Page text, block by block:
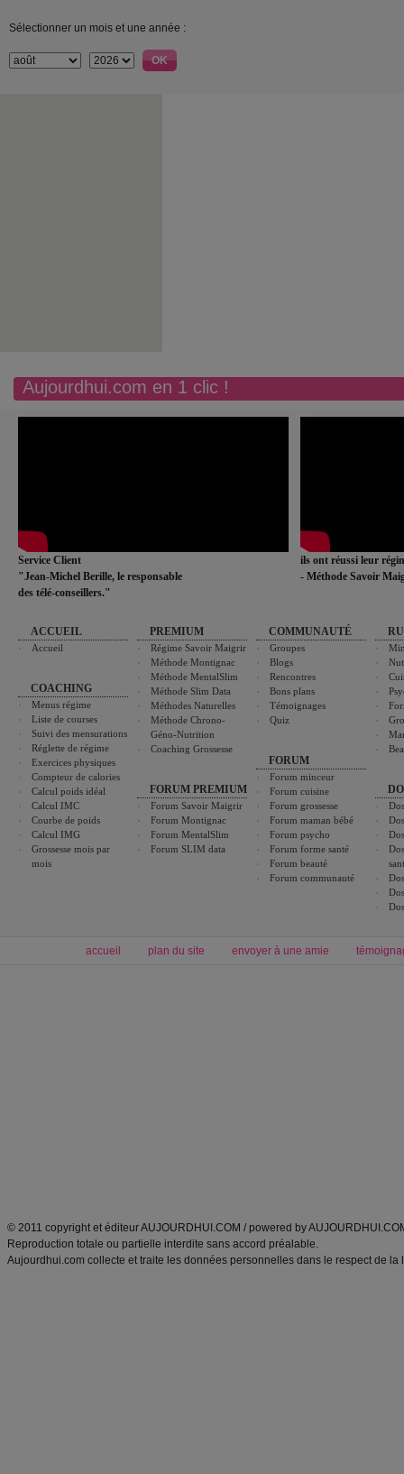
Sélectionner un mois et une année :
Aujourdhui.com en 1 clic !
Service Client
"Jean-Michel Berille, le responsable
des télé-conseillers."
ils ont réussi leur
- Méthode Savoir
ACCUEIL
Accueil
COACHING
Menus régime
Liste de courses
Suivi des mensurations
Réglette de régime
Exercices physiques
Compteur de calories
Calcul poids idéal
Calcul IMC
Courbe de poids
Calcul IMG
Grossesse mois par
mois
PREMIUM
Régime Savoir Maigrir
Méthode Montignac
Méthode MentalSlim
Méthode Slim Data
Méthodes Naturelles
Méthode Chrono-
Géno-Nutrition
Coaching Grossesse
FORUM PREMIUM
Forum Savoir Maigrir
Forum Montignac
Forum MentalSlim
Forum SLIM data
COMMUNAUTÉ
Groupes
Blogs
Rencontres
Bons plans
Témoignages
Quiz
FORUM
Forum minceur
Forum cuisine
Forum grossesse
Forum maman bébé
Forum psycho
Forum forme santé
Forum beauté
Forum communauté
accueil plan du site envoyer à une amie
© 2011 copyright et éditeur AUJOURDHUI.COM / powered by
Reproduction totale ou partielle interdite sans accord préalable.
Aujourdhui.com collecte et traite les données personnelles dans le respect de